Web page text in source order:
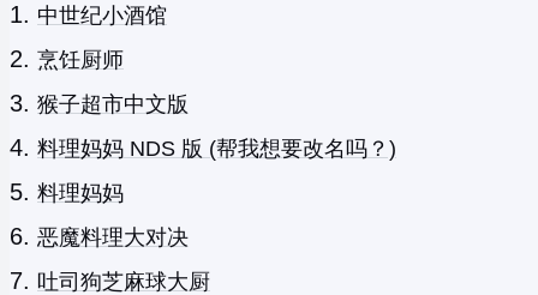
中世纪小酒馆
烹饪厨师
猴子超市中文版
料理妈妈 NDS 版 (帮我想要改名吗？)
料理妈妈
恶魔料理大对决
吐司狗芝麻球大厨